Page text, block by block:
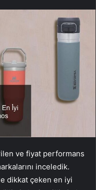
ve fiyat performans
inceledik.
dikkat çeken en iyi